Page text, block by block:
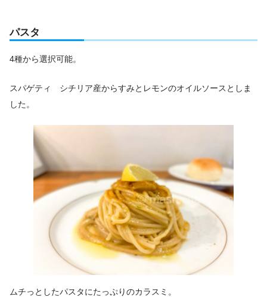
パスタ
4種から選択可能。
スパゲティ シチリア産からすみとレモンのオイルソースとしま
した。
ムチっとしたパスタにたっぷりのカラスミ。